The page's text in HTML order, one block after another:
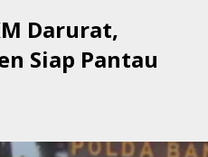
Darurat,
Siap Pantau